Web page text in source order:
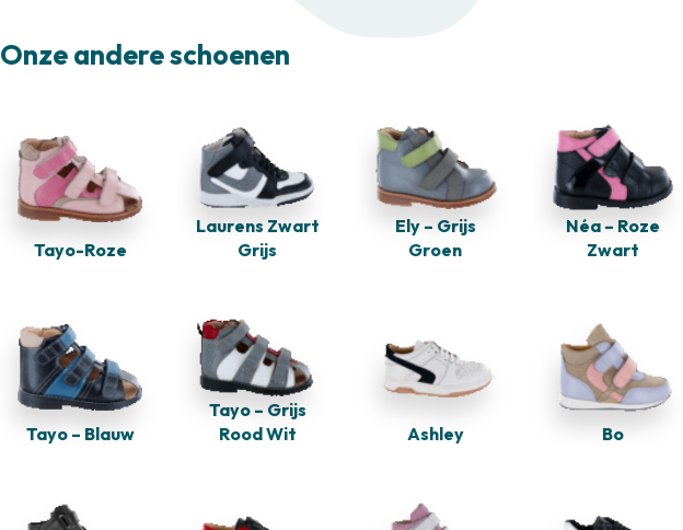
Onze andere schoenen
Tayo-Roze
Laurens Zwart
Grijs
Ely – Grijs
Groen
Néa – Roze
Zwart
Tayo – Blauw
Tayo – Grijs
Rood Wit
Ashley Bo